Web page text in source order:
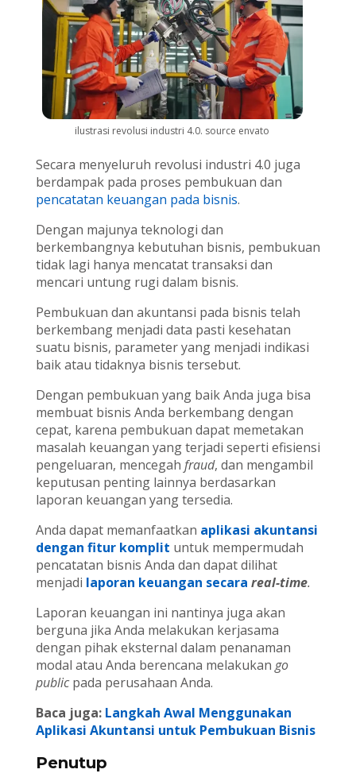
ilustrasi revolusi industri 4.0. source envato
Secara menyeluruh revolusi industri 4.0 juga
berdampak pada proses pembukuan dan
pencatatan keuangan pada bisnis.
Dengan majunya teknologi dan
berkembangnya kebutuhan bisnis, pembukuan
tidak lagi hanya mencatat transaksi dan
mencari untung rugi dalam bisnis.
Pembukuan dan akuntansi pada bisnis telah
berkembang menjadi data pasti kesehatan
suatu bisnis, parameter yang menjadi indikasi
baik atau tidaknya bisnis tersebut.
Dengan pembukuan yang baik Anda juga bisa
membuat bisnis Anda berkembang dengan
cepat, karena pembukuan dapat memetakan
masalah keuangan yang terjadi seperti efisiensi
pengeluaran, mencegah fraud, dan mengambil
keputusan penting lainnya berdasarkan
laporan keuangan yang tersedia.
Anda dapat memanfaatkan aplikasi akuntansi
dengan fitur komplit untuk mempermudah
pencatatan bisnis Anda dan dapat dilihat
menjadi laporan keuangan secara real-time.
Laporan keuangan ini nantinya juga akan
berguna jika Anda melakukan kerjasama
dengan pihak eksternal dalam penanaman
modal atau Anda berencana melakukango
publicpada perusahaan Anda.
Baca juga: Langkah Awal Menggunakan
Aplikasi Akuntansi untuk Pembukuan Bisnis
Penutup